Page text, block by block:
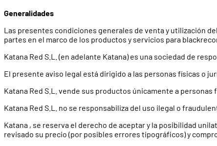
Generalidades
Las presentes condiciones generales de venta y utilización
partes en el marco de los productos y servicios para
Katana Red S.L. (en adelante Katana) es una sociedad de
El presente aviso legal está dirigido a las personas físicas o
Katana Red S.L. vende sus productos únicamente a
Katana Red S.L. no se responsabiliza del uso ilegal o
Katana , se reserva el derecho de aceptar y la posibilidad
revisado su precio (por posibles errores tipográficos) y